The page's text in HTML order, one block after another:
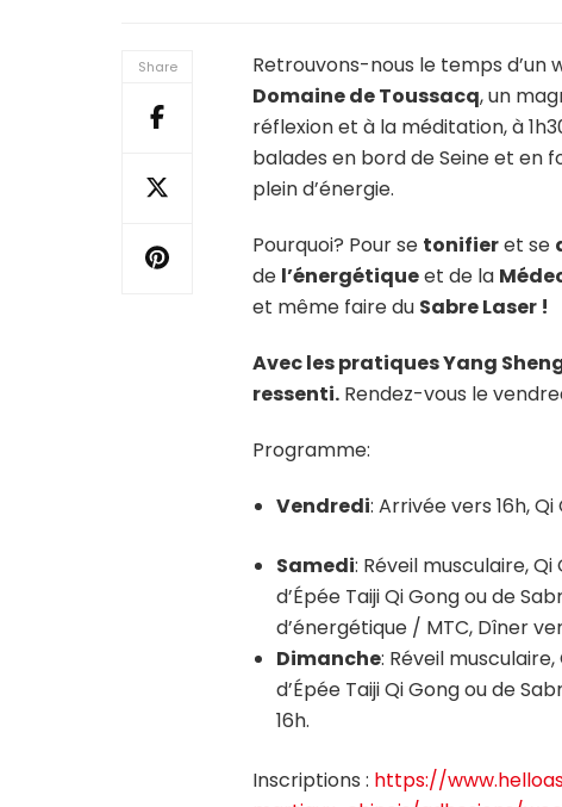
Share Retrouvons-nous le temps d’un
Domaine de Toussacq, un
réflexion et à la méditation, à
balades en bord de Seine et en
plein d’énergie.
Pourquoi? Pour se tonifieret se
de l’énergétiqueet de la
et même faire du Sabre Laser !
Avec les pratiques Yang
ressenti. Rendez-vous le
Programme:
Vendredi: Arrivée vers 16h,
Samedi: Réveil musculaire,
d’Épée Taiji Qi Gong ou de
d’énergétique / MTC, Dîner
Dimanche: Réveil
d’Épée Taiji Qi Gong ou de
16h.
Inscriptions : https://